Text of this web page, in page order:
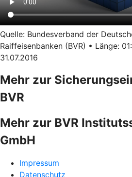
Quelle: Bundesverband der
Raiffeisenbanken (BVR) • Länge:
31.07.2016
Mehr zur
BVR
Mehr zur BVR
GmbH
Impressum
Datenschutz